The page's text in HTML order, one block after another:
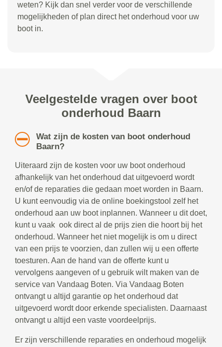
weten? Kijk dan snel verder voor de verschillende
mogelijkheden of plan direct het onderhoud voor uw
boot in.
Veelgestelde vragen over boot
onderhoud Baarn
Wat zijn de kosten van boot onderhoud
Baarn?
Uiteraard zijn de kosten voor uw boot onderhoud
afhankelijk van het onderhoud dat uitgevoerd wordt
en/of de reparaties die gedaan moet worden in Baarn.
U kunt eenvoudig via de online boekingstool zelf het
onderhoud aan uw boot inplannen. Wanneer u dit doet,
kunt u vaak ook direct al de prijs zien die hoort bij het
onderhoud. Wanneer het niet mogelijk is om u direct
van een prijs te voorzien, dan zullen wij u een offerte
toesturen. Aan de hand van de offerte kunt u
vervolgens aangeven of u gebruik wilt maken van de
service van Vandaag Boten. Via Vandaag Boten
ontvangt u altijd garantie op het onderhoud dat
uitgevoerd wordt door erkende specialisten. Daarnaast
ontvangt u altijd een vaste voordeelprijs.
Er zijn verschillende reparaties en onderhoud mogelijk